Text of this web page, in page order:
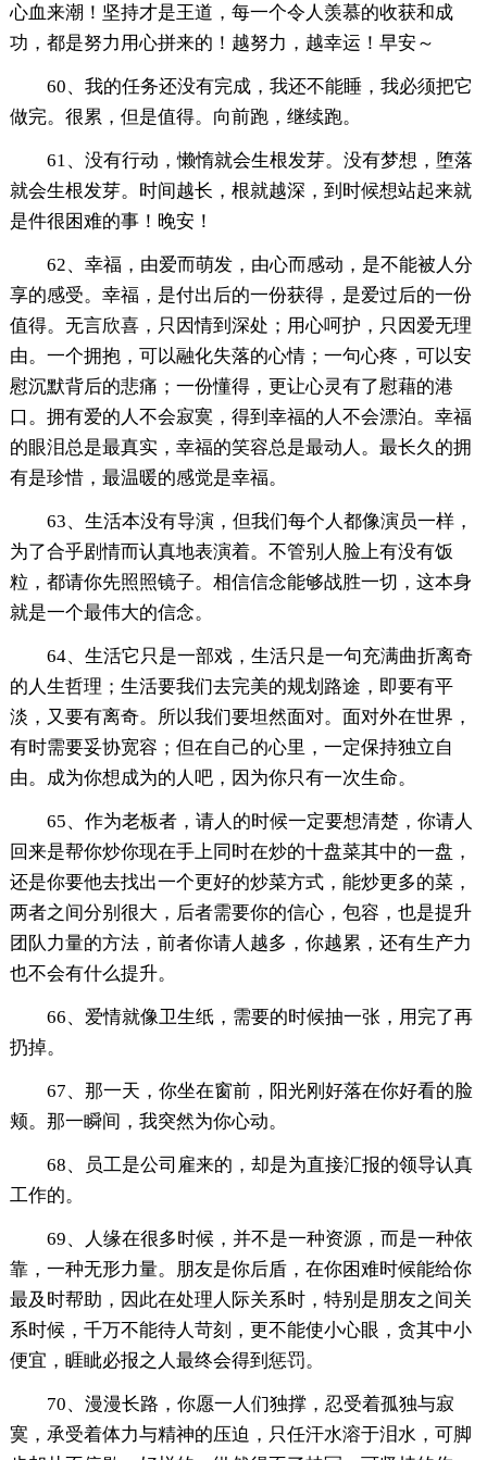
心血来潮！坚持才是王道，每一个令人羡慕的收获和成
功，都是努力用心拼来的！越努力，越幸运！早安～
60、我的任务还没有完成，我还不能睡，我必须把它
做完。很累，但是值得。向前跑，继续跑。
61、没有行动，懒惰就会生根发芽。没有梦想，堕落
就会生根发芽。时间越长，根就越深，到时候想站起来就
是件很困难的事！晚安！
62、幸福，由爱而萌发，由心而感动，是不能被人分
享的感受。幸福，是付出后的一份获得，是爱过后的一份
值得。无言欣喜，只因情到深处；用心呵护，只因爱无理
由。一个拥抱，可以融化失落的心情；一句心疼，可以安
慰沉默背后的悲痛；一份懂得，更让心灵有了慰藉的港
口。拥有爱的人不会寂寞，得到幸福的人不会漂泊。幸福
的眼泪总是最真实，幸福的笑容总是最动人。最长久的拥
有是珍惜，最温暖的感觉是幸福。
63、生活本没有导演，但我们每个人都像演员一样，
为了合乎剧情而认真地表演着。不管别人脸上有没有饭
粒，都请你先照照镜子。相信信念能够战胜一切，这本身
就是一个最伟大的信念。
64、生活它只是一部戏，生活只是一句充满曲折离奇
的人生哲理；生活要我们去完美的规划路途，即要有平
淡，又要有离奇。所以我们要坦然面对。面对外在世界，
有时需要妥协宽容；但在自己的心里，一定保持独立自
由。成为你想成为的人吧，因为你只有一次生命。
65、作为老板者，请人的时候一定要想清楚，你请人
回来是帮你炒你现在手上同时在炒的十盘菜其中的一盘，
还是你要他去找出一个更好的炒菜方式，能炒更多的菜，
两者之间分别很大，后者需要你的信心，包容，也是提升
团队力量的方法，前者你请人越多，你越累，还有生产力
也不会有什么提升。
66、爱情就像卫生纸，需要的时候抽一张，用完了再
扔掉。
67、那一天，你坐在窗前，阳光刚好落在你好看的脸
颊。那一瞬间，我突然为你心动。
68、员工是公司雇来的，却是为直接汇报的领导认真
工作的。
69、人缘在很多时候，并不是一种资源，而是一种依
靠，一种无形力量。朋友是你后盾，在你困难时候能给你
最及时帮助，因此在处理人际关系时，特别是朋友之间关
系时候，千万不能待人苛刻，更不能使小心眼，贪其中小
便宜，睚眦必报之人最终会得到惩罚。
70、漫漫长路，你愿一人们独撑，忍受着孤独与寂
寞，承受着体力与精神的压迫，只任汗水溶于泪水，可脚